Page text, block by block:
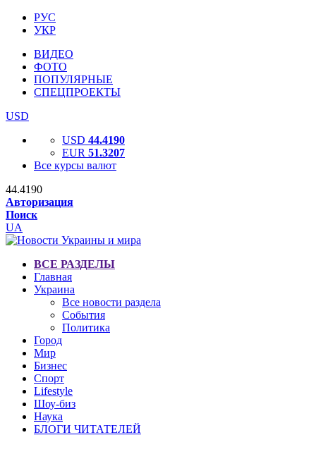
РУС
УКР
ВИДЕО
ФОТО
ПОПУЛЯРНЫЕ
СПЕЦПРОЕКТЫ
USD
USD 44.4190
EUR 51.3207
Все курсы валют
44.4190
Авторизация
Поиск
UA
ВСЕ РАЗДЕЛЫ
Главная
Украина
Все новости раздела
События
Политика
Город
Мир
Бизнес
Спорт
Lifestyle
Шоу-биз
Наука
БЛОГИ ЧИТАТЕЛЕЙ